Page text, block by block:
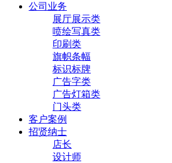
公司业务
展厅展示类
喷绘写真类
印刷类
旗帜条幅
标识标牌
广告字类
广告灯箱类
门头类
客户案例
招贤纳士
店长
设计师